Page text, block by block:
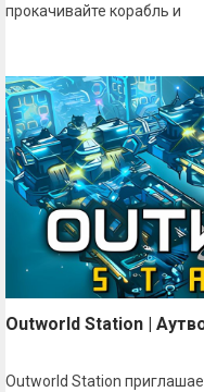
прокачивайте корабль и
Outworld Station |
Outworld Station